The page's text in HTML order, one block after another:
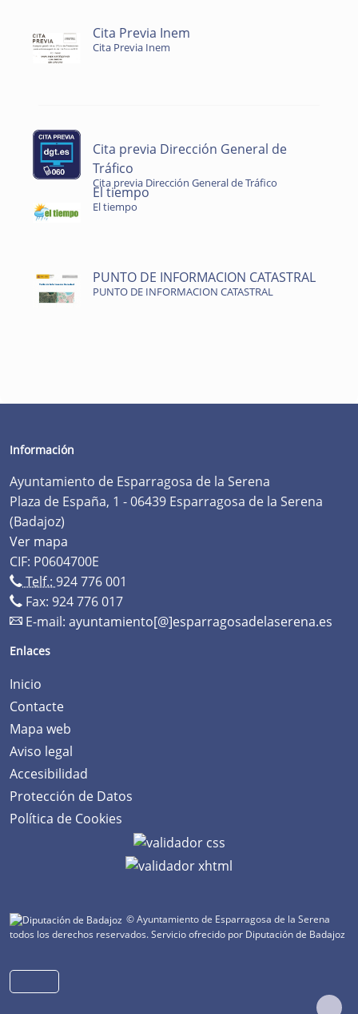
Cita Previa Inem
Cita Previa Inem
Cita previa Dirección General de
Tráfico
Cita previa Dirección General de Tráfico
El tiempo
El tiempo
PUNTO DE INFORMACION CATASTRAL
PUNTO DE INFORMACION CATASTRAL
Información
Ayuntamiento de Esparragosa de la Serena
Plaza de España, 1 - 06439 Esparragosa de la Serena
(Badajoz)
Ver mapa
CIF: P0604700E
Telf.: 924 776 001
Fax: 924 776 017
E-mail: ayuntamiento[@]esparragosadelaserena.es
Enlaces
Inicio
Contacte
Mapa web
Aviso legal
Accesibilidad
Protección de Datos
Política de Cookies
© Ayuntamiento de Esparragosa de la Serena
todos los derechos reservados.Servicio ofrecido por Diputación de Badajoz